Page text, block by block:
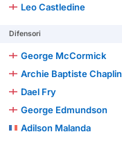
Leo Castledine
Difensori
George McCormick
Archie Baptiste Chaplin
Dael Fry
George Edmundson
Adilson Malanda